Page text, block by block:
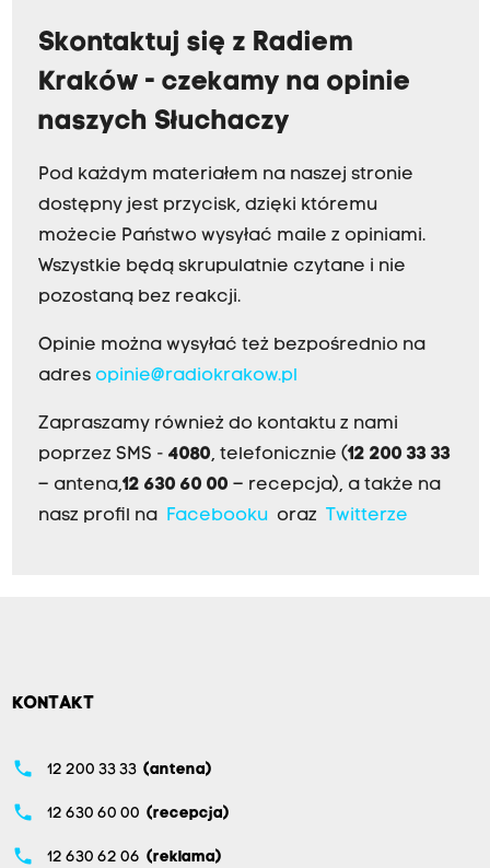
Skontaktuj się z Radiem
Kraków - czekamy na opinie
naszych Słuchaczy
Pod każdym materiałem na naszej stronie
dostępny jest przycisk, dzięki któremu
możecie Państwo wysyłać maile z opiniami.
Wszystkie będą skrupulatnie czytane i nie
pozostaną bez reakcji.
Opinie można wysyłać też bezpośrednio na
adres opinie@radiokrakow.pl
Zapraszamy również do kontaktu z nami
poprzez SMS - 4080, telefonicznie (12 200 33 33
– antena,12 630 60 00 – recepcja), a także na
nasz profil na Facebookuoraz Twitterze
KONTAKT
phone 12 200 33 33 (antena)
phone 12 630 60 00 (recepcja)
phone 12 630 62 06 (reklama)